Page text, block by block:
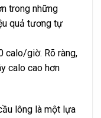
trong những
quả tương tự
calo/giờ. Rõ ràng,
calo cao hơn
lông là một lựa